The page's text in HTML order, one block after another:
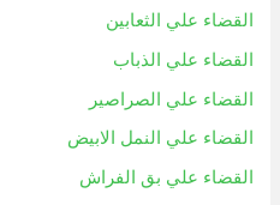
القضاء علي الثعابين
القضاء علي الذباب
القضاء علي الصراصير
القضاء علي النمل الابيض
القضاء علي بق الفراش